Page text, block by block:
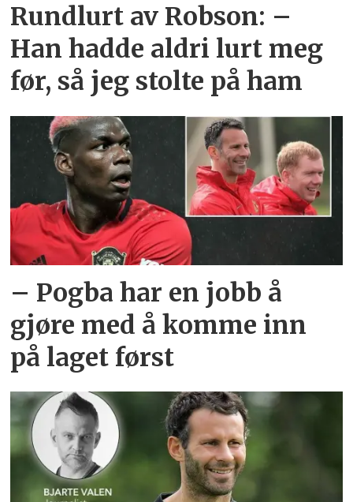
Rundlurt av Robson: –
Han hadde aldri lurt meg
før, så jeg stolte på ham
– Pogba har en jobb å
gjøre med å komme inn
på laget først